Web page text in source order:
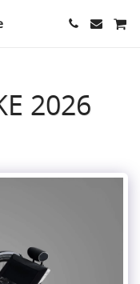
2026